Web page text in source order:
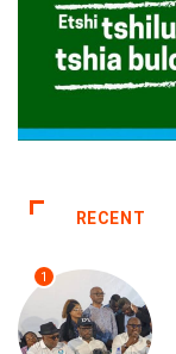
RECENT
1